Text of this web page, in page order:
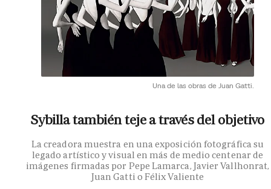
Una de las obras de Juan Gatti.
Sybilla también teje a través del objetivo
La creadora muestra en una exposición fotográfica su
legado artístico y visual en más de medio centenar de
imágenes firmadas por Pepe Lamarca, Javier Vallhonrat,
Juan Gatti o Félix Valiente